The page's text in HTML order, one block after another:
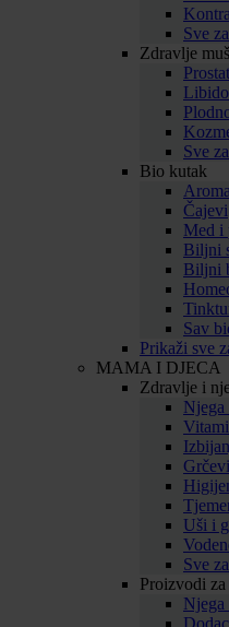
Sve
Zdravlje
Sve
Bio kutak
Čajevi
Med i
Biljni
Biljni
Sav
Prikaži sve
MAMA I DJECA
Zdravlje i
Njega
Uši i
Sve
Proizvodi za
Njega